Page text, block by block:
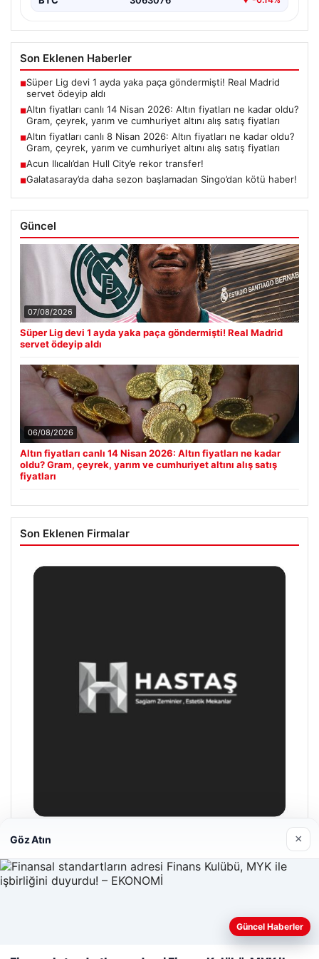
Son Eklenen Haberler
■Süper Lig devi 1 ayda yaka paça göndermişti! Real Madrid
servet ödeyip aldı
■Altın fiyatları canlı 14 Nisan 2026: Altın fiyatları ne kadar oldu?
Gram, çeyrek, yarım ve cumhuriyet altını alış satış fiyatları
■Altın fiyatları canlı 8 Nisan 2026: Altın fiyatları ne kadar oldu?
Gram, çeyrek, yarım ve cumhuriyet altını alış satış fiyatları
■Acun Ilıcalı’dan Hull City’e rekor transfer!
■Galatasaray’da daha sezon başlamadan Singo’dan kötü haber!
Güncel
07/08/2026
Süper Lig devi 1 ayda yaka paça göndermişti! Real Madrid
servet ödeyip aldı
06/08/2026
Altın fiyatları canlı 14 Nisan 2026: Altın fiyatları ne kadar
oldu? Gram, çeyrek, yarım ve cumhuriyet altını alış satış
fiyatları
Son Eklenen Firmalar
Hastaş Beton
26/05/2026
Web sitemizi nasıl kullandığınızı daha iyi anlayabilmek,
Göz Atın ×
Güncel Haberler